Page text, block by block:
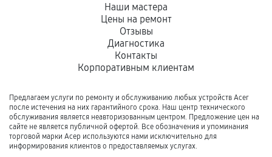
Наши мастера
Цены на ремонт
Отзывы
Диагностика
Контакты
Корпоративным клиентам
Предлагаем услуги по ремонту и обслуживанию любых устройств Acer
после истечения на них гарантийного срока. Наш центр технического
обслуживания является неавторизованным центром. Предложение цен на
сайте не является публичной офертой. Все обозначения и упоминания
торговой марки Асер используются нами исключительно для
информирования клиентов о предоставляемых услугах.